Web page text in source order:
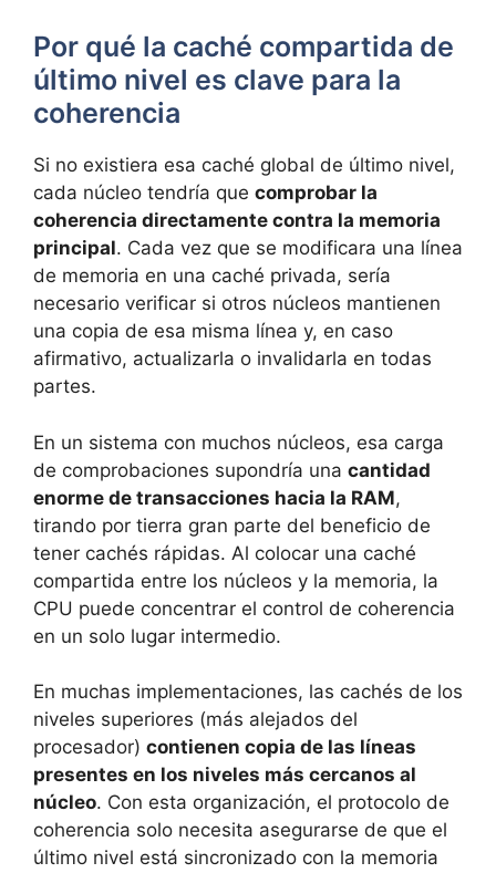
Por qué la caché compartida de
último nivel es clave para la
coherencia
Si no existiera esa caché global de último nivel,
cada núcleo tendría que comprobar la
coherencia directamente contra la memoria
principal. Cada vez que se modificara una línea
de memoria en una caché privada, sería
necesario verificar si otros núcleos mantienen
una copia de esa misma línea y, en caso
afirmativo, actualizarla o invalidarla en todas
partes.
En un sistema con muchos núcleos, esa carga
de comprobaciones supondría una cantidad
enorme de transacciones hacia la RAM,
tirando por tierra gran parte del beneficio de
tener cachés rápidas. Al colocar una caché
compartida entre los núcleos y la memoria, la
CPU puede concentrar el control de coherencia
en un solo lugar intermedio.
En muchas implementaciones, las cachés de los
niveles superiores (más alejados del
procesador) contienen copia de las líneas
presentes en los niveles más cercanos al
núcleo. Con esta organización, el protocolo de
coherencia solo necesita asegurarse de que el
último nivel está sincronizado con la memoria